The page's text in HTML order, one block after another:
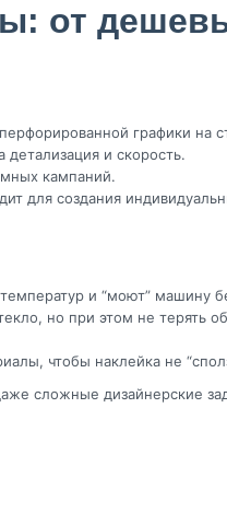
от
графики на
и скорость.
кампаний.
для создания
и “моют” машину
но при этом не терять
чтобы наклейка не
сложные дизайнерские